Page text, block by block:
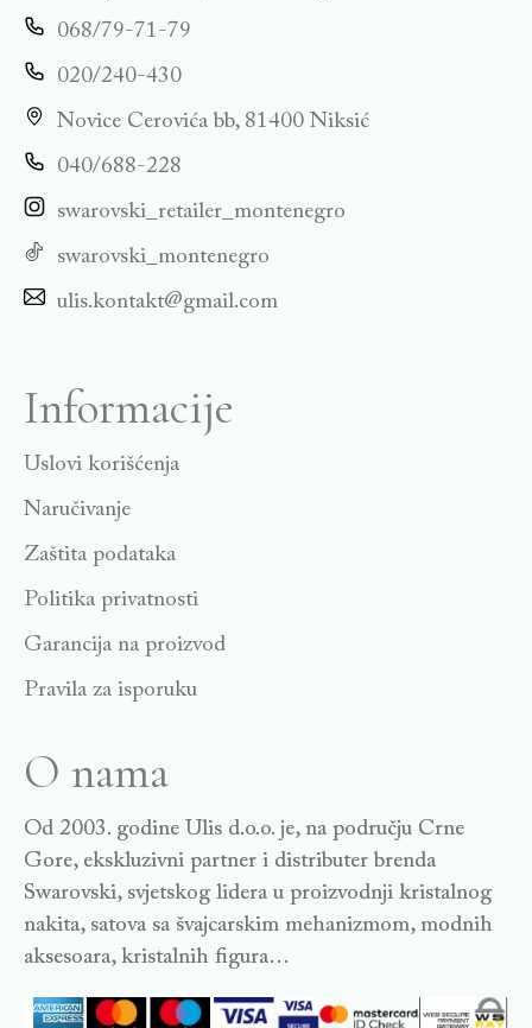
068/79-71-79
020/240-430
Novice Cerovića bb, 81400 Niksić
040/688-228
swarovski_retailer_montenegro
swarovski_montenegro
ulis.kontakt@gmail.com
Informacije
Uslovi korišćenja
Naručivanje
Zaštita podataka
Politika privatnosti
Garancija na proizvod
Pravila za isporuku
O nama
Od 2003. godine Ulis d.o.o. je, na području Crne
Gore, ekskluzivni partner i distributer brenda
Swarovski, svjetskog lidera u proizvodnji kristalnog
nakita, satova sa švajcarskim mehanizmom, modnih
aksesoara, kristalnih figura…